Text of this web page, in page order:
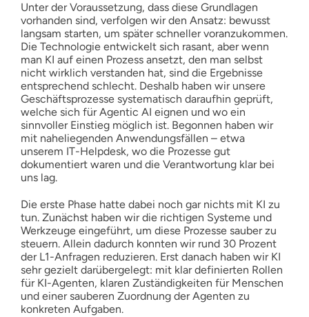
Unter der Voraussetzung, dass diese Grundlagen
vorhanden sind, verfolgen wir den Ansatz: bewusst
langsam starten, um später schneller voranzukommen.
Die Technologie entwickelt sich rasant, aber wenn
man KI auf einen Prozess ansetzt, den man selbst
nicht wirklich verstanden hat, sind die Ergebnisse
entsprechend schlecht. Deshalb haben wir unsere
Geschäftsprozesse systematisch daraufhin geprüft,
welche sich für Agentic AI eignen und wo ein
sinnvoller Einstieg möglich ist. Begonnen haben wir
mit naheliegenden Anwendungsfällen – etwa
unserem IT-Helpdesk, wo die Prozesse gut
dokumentiert waren und die Verantwortung klar bei
uns lag.
Die erste Phase hatte dabei noch gar nichts mit KI zu
tun. Zunächst haben wir die richtigen Systeme und
Werkzeuge eingeführt, um diese Prozesse sauber zu
steuern. Allein dadurch konnten wir rund 30 Prozent
der L1-Anfragen reduzieren. Erst danach haben wir KI
sehr gezielt darübergelegt: mit klar definierten Rollen
für KI-Agenten, klaren Zuständigkeiten für Menschen
und einer sauberen Zuordnung der Agenten zu
konkreten Aufgaben.